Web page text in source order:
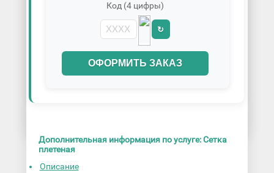
Код (4 цифры)
↻
ОФОРМИТЬ ЗАКАЗ
Дополнительная информация по услуге: Сетка
плетеная
Описание